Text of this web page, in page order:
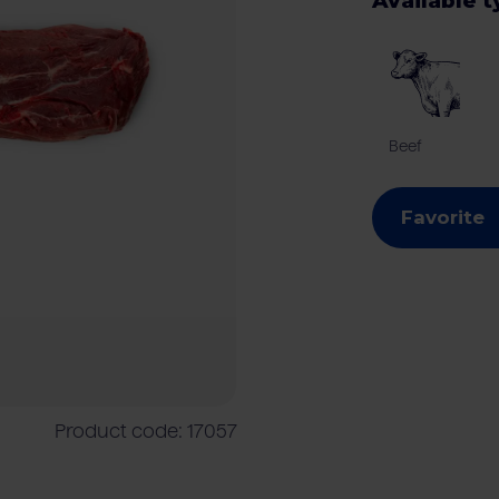
Beef
Meat processing industry Cattle farmers
Product code: 17057
Beef
Favorite